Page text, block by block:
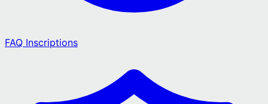
FAQ Inscriptions